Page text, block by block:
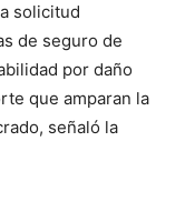
solicitud
de seguro de
por daño
que amparan la
señaló la